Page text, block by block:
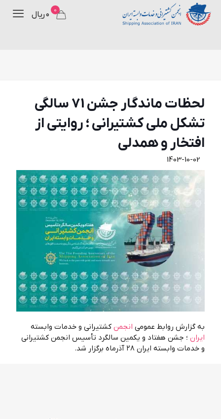
0 ۰ ریال
لحظات ماندگار جشن 71 سالگی
تشکل ملی کشتیرانی ؛ روایتی از
افتخار و همدلی
1403-10-02
به گزارش روابط عمومی انجمن کشتیرانی و خدمات وابسته
ایران ؛ جشن هفتاد و یکمین سالگرد تأسیس انجمن کشتیرانی
و خدمات وابسته ایران ۲۸ آذرماه برگزار شد.